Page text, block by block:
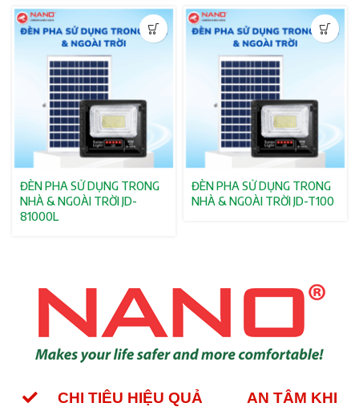
ĐÈN PHA SỬ DỤNG TRONG
NHÀ & NGOÀI TRỜI JD-
81000L
ĐÈN PHA SỬ DỤNG TRONG
NHÀ & NGOÀI TRỜI JD-T100
CHI TIÊU HIỆU QUẢ
AN TÂM KHI